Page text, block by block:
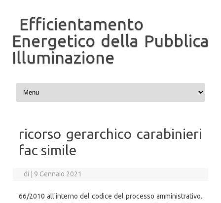
Efficientamento
Energetico della Pubblica
Illuminazione
Vai al contenuto
ricorso gerarchico carabinieri
fac simile
di 9 Gennaio 2021
66/2010 all'interno del codice del processo amministrativo.